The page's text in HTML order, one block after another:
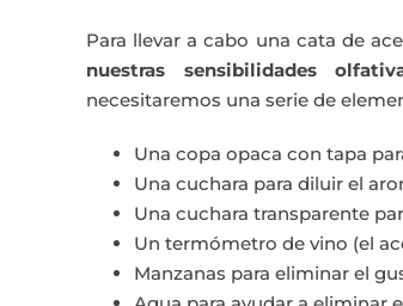
Para llevar a cabo una cata de
nuestras sensibilidades
necesitaremos una serie de
Una copa opaca con tapa
Una cuchara para diluir el
Una cuchara transparente
Un termómetro de vino (el
Manzanas para eliminar el